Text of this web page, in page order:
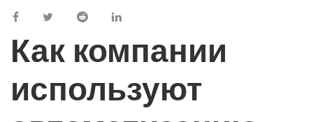
Как компании
используют